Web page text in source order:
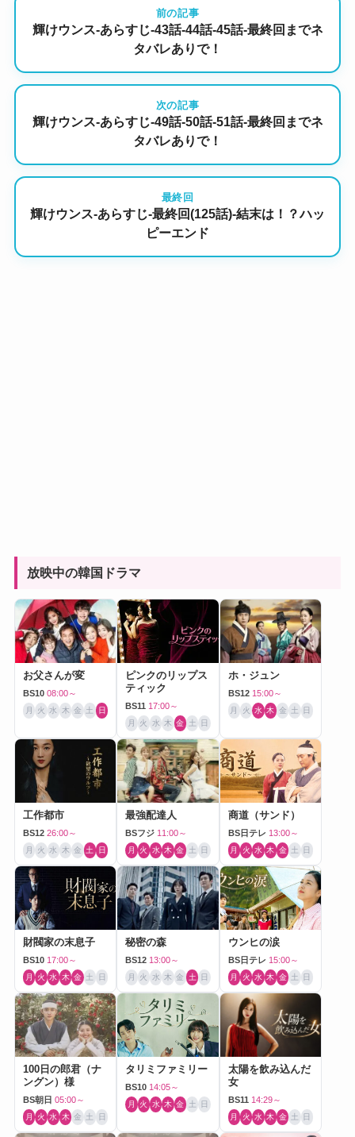
前の記事
輝けウンス-あらすじ-43話-44話-45話-最終回までネ
タバレありで！
次の記事
輝けウンス-あらすじ-49話-50話-51話-最終回までネ
タバレありで！
最終回
輝けウンス-あらすじ-最終回(125話)-結末は！？ハッ
ピーエンド
放映中の韓国ドラマ
お父さんが変
BS10 08:00～
月 火 水 木 金 土 日
ピンクのリップス
ティック
BS11 17:00～
月 火 水 木 金 土 日
ホ・ジュン
BS12 15:00～
月 火 水 木 金 土 日
工作都市
BS12 26:00～
月 火 水 木 金 土 日
最強配達人
BSフジ 11:00～
月 火 水 木 金 土 日
商道（サンド）
BS日テレ 13:00～
月 火 水 木 金 土 日
財閥家の末息子
BS10 17:00～
月 火 水 木 金 土 日
秘密の森
BS12 13:00～
月 火 水 木 金 土 日
ウンヒの涙
BS日テレ 15:00～
月 火 水 木 金 土 日
100日の郎君（ナ
ングン）様
BS朝日 05:00～
月 火 水 木 金 土 日
タリミファミリー
BS10 14:05～
月 火 水 木 金 土 日
太陽を飲み込んだ
女
BS11 14:29～
月 火 水 木 金 土 日